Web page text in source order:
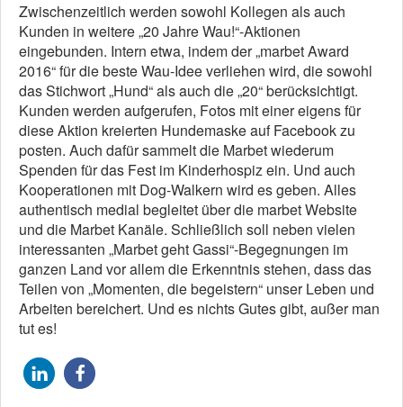
Zwischenzeitlich werden sowohl Kollegen als auch
Kunden in weitere „20 Jahre Wau!“-Aktionen
eingebunden. Intern etwa, indem der „marbet Award
2016“ für die beste Wau-Idee verliehen wird, die sowohl
das Stichwort „Hund“ als auch die „20“ berücksichtigt.
Kunden werden aufgerufen, Fotos mit einer eigens für
diese Aktion kreierten Hundemaske auf Facebook zu
posten. Auch dafür sammelt die Marbet wiederum
Spenden für das Fest im Kinderhospiz ein. Und auch
Kooperationen mit Dog-Walkern wird es geben. Alles
authentisch medial begleitet über die marbet Website
und die Marbet Kanäle. Schließlich soll neben vielen
interessanten „Marbet geht Gassi“-Begegnungen im
ganzen Land vor allem die Erkenntnis stehen, dass das
Teilen von „Momenten, die begeistern“ unser Leben und
Arbeiten bereichert. Und es nichts Gutes gibt, außer man
tut es!